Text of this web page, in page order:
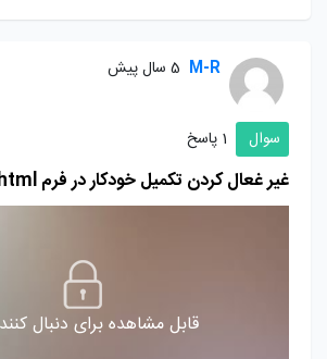
M-R 5 سال پیش
سوال 1 پاسخ
غیر غعال کردن تکمیل خودکار در فرم html
قابل مشاهده برای دنبال